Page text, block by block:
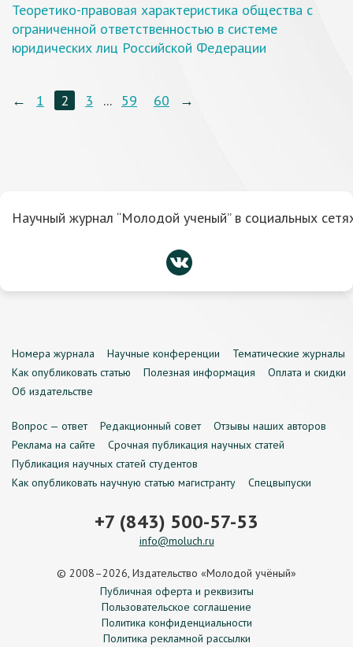
Теоретико-правовая характеристика общества с
ограниченной ответственностью в системе
юридических лиц Российской Федерации
← 1 2 3 ... 59 60 →
Научный журнал “Молодой ученый” в социальных
Номера журнала Научные конференции
Тематические журналы
Как опубликовать статью
Полезная информация
Оплата и скидки
Об издательстве
Вопрос — ответ Редакционный совет
Отзывы наших авторов
Реклама на сайте
Срочная публикация научных статей
Публикация научных статей студентов
Как опубликовать научную статью магистранту
Спецвыпуски
+7 (843) 500-57-53
info@moluch.ru
© 2008–2026, Издательство «Молодой учёный»
Публичная оферта и реквизиты
Пользовательское соглашение
Политика конфиденциальности
Политика рекламной рассылки